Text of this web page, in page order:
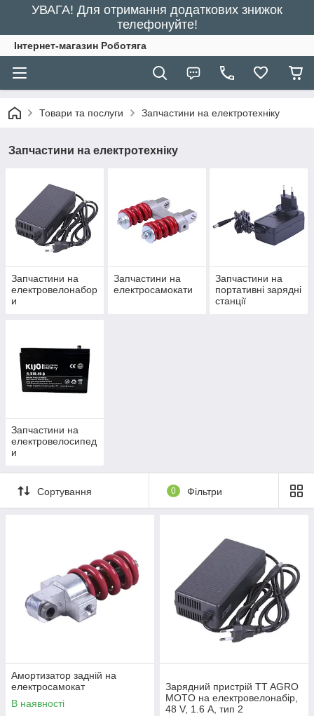
УВАГА! Для отримання додаткових знижок
телефонуйте!
Інтернет-магазин Роботяга
Товари та послуги Запчастини на електротехніку
Запчастини на електротехніку
Запчастини на
електровелонабор
и
Запчастини на
електросамокати
Запчастини на
портативні зарядні
станції
Запчастини на
електровелосипед
и
Сортування 0 Фільтри
Амортизатор задній на
електросамокат
В наявності
Зарядний пристрій TT AGRO
MOTO на електровелонабір,
48 V, 1.6 А, тип 2